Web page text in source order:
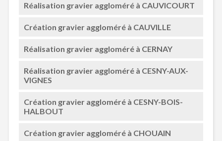
Réalisation gravier aggloméré à CAUVICOURT
Création gravier aggloméré à CAUVILLE
Réalisation gravier aggloméré à CERNAY
Réalisation gravier aggloméré à CESNY-AUX-
VIGNES
Création gravier aggloméré à CESNY-BOIS-
HALBOUT
Création gravier aggloméré à CHOUAIN